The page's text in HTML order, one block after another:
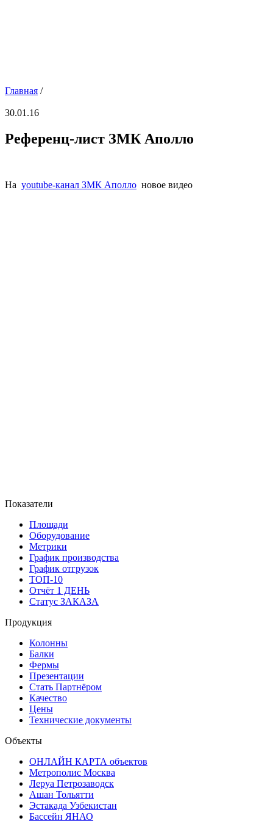
Главная /
30.01.16
Референц-лист ЗМК Аполло
На youtube-канал ЗМК Аполло новое видео
Показатели
Площади
Оборудование
Метрики
График производства
График отгрузок
ТОП-10
Отчёт 1 ДЕНЬ
Статус ЗАКАЗА
Продукция
Колонны
Балки
Фермы
Презентации
Стать Партнёром
Качество
Цены
Технические документы
Объекты
ОНЛАЙН КАРТА объектов
Метрополис Москва
Леруа Петрозаводск
Ашан Тольятти
Эстакада Узбекистан
Бассейн ЯНАО